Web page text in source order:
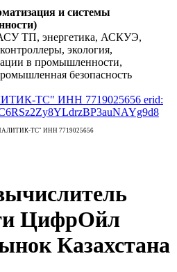
и системы
ТП, энергетика, АСКУЭ,
экология,
в промышленности,
безопасность
ТС" ИНН 7719025656
ЦифрОйл
Казахстана